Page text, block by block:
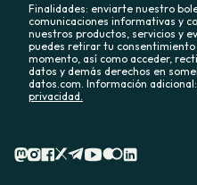
Finalidades: enviarte nuestro
comunicaciones informativas y
nuestros productos, servicios y
puedes retirar tu consentimiento
momento, así como acceder,
datos y demás derechos en
datos.com. Información adicional:
privacidad.